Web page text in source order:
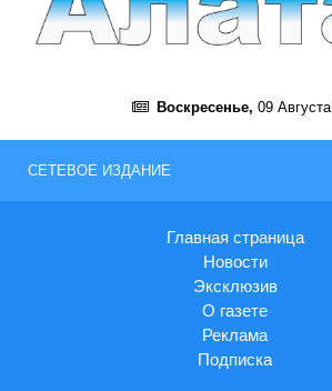
Воскресенье, 09
СЕТЕВОЕ ИЗДАНИЕ
Главная страница
Новости
Эксклюзив
О газете
Реклама
Подписка